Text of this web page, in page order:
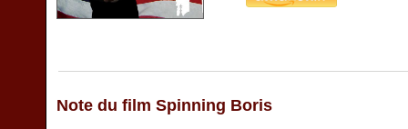
Note du film Spinning Boris